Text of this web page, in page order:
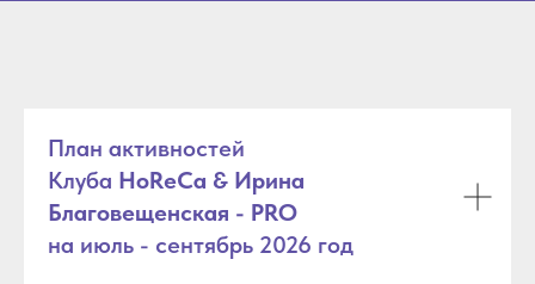
План активностей
Клуба HoReCa & Ирина
Благовещенская - PRO
на июль - сентябрь 2026 год